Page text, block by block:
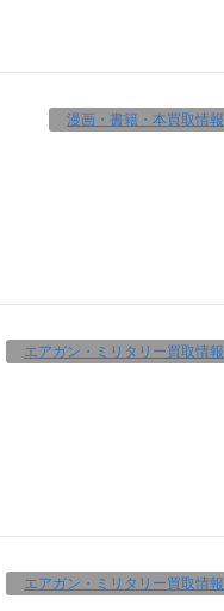
漫画・書籍・本買取情報
エアガン・ミリタリー買取情報
エアガン・ミリタリー買取情報